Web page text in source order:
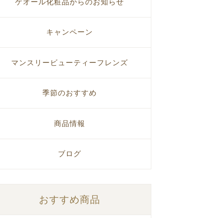
ゲオール化粧品からのお知らせ
キャンペーン
マンスリービューティーフレンズ
季節のおすすめ
商品情報
ブログ
おすすめ商品